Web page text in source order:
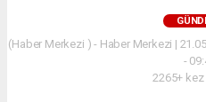
(Haber Merkezi ) - Haber Merkezi |
-
2265+ kez